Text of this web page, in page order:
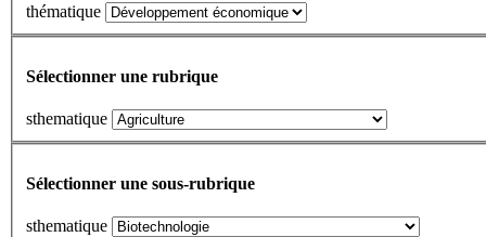
thématique
Sélectionner une rubrique
sthematique
Sélectionner une sous-rubrique
sthematique